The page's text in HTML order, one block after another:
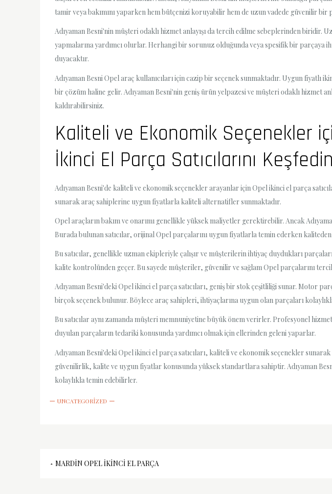
tamir veya bakımını yaparken hem bütçenizi koruyabilir hem de uzun vadede güvenilir
Adıyaman Besni'nin müşteri odaklı hizmet anlayışı da tercih edilme sebeplerinden
yapmalarına yardımcı olurlar. Herhangi bir sorunuz olduğunda veya spesifik bir parçaya
duyacaktır.
Adıyaman Besni Opel araç kullanıcıları için cazip bir seçenek sunmaktadır. Uygun
bir çözüm haline gelir. Adıyaman Besni'nin geniş ürün yelpazesi ve müşteri odaklı hizmet
kaldırabilirsiniz.
Kaliteli ve Ekonomik Seçenekler
İkinci El Parça Satıcılarını Keşfedin
Adıyaman Besni'de kaliteli ve ekonomik seçenekler arayanlar için Opel ikinci el parça
sunarak araç sahiplerine uygun fiyatlarla kaliteli alternatifler sunmaktadır.
Opel araçların bakım ve onarımı genellikle yüksek maliyetler gerektirebilir. Ancak
Burada bulunan satıcılar, orijinal Opel parçalarını uygun fiyatlarla temin ederken
Bu satıcılar, genellikle uzman ekipleriyle çalışır ve müşterilerin ihtiyaç duydukları
kalite kontrolünden geçer. Bu sayede müşteriler, güvenilir ve sağlam Opel parçalarını
Adıyaman Besni'deki Opel ikinci el parça satıcıları, geniş bir stok çeşitliliği sunar. Motor
birçok seçenek bulunur. Böylece araç sahipleri, ihtiyaçlarına uygun olan parçaları
Bu satıcılar aynı zamanda müşteri memnuniyetine büyük önem verirler. Profesyonel
duyulan parçaların tedariki konusunda yardımcı olmak için ellerinden geleni yaparlar.
Adıyaman Besni'deki Opel ikinci el parça satıcıları, kaliteli ve ekonomik seçenekler
güvenilirlik, kalite ve uygun fiyatlar konusunda yüksek standartlara sahiptir. Adıyaman
kolaylıkla temin edebilirler.
UNCATEGORIZED
Yazı
MARDIN OPEL İKINCI EL PARÇA